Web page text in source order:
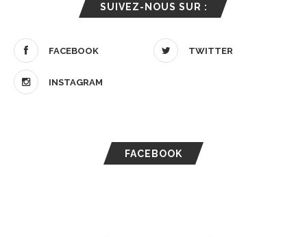
SUIVEZ-NOUS SUR :
FACEBOOK TWITTER
INSTAGRAM
FACEBOOK